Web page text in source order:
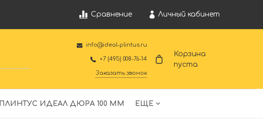
Сравнение Личный кабинет
info@ideal-plintus.ru
+7 (495) 008-76-14
Заказать звонок
Корзина
пуста
ПЛИНТУС ИДЕАЛ ДЮРА 100 ММ ЕЩЕ